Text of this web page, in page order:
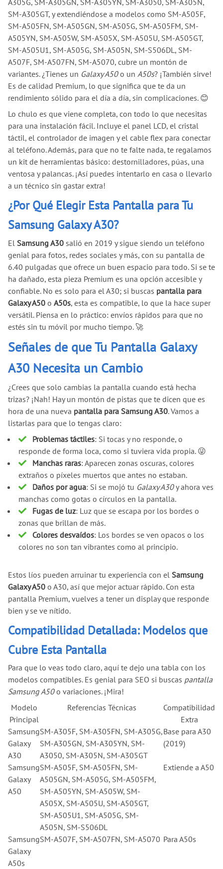
SM-A305GT, y extendiéndose a modelos como SM-A505F,
SM-A505FN, SM-A505GN, SM-A505G, SM-A505FM, SM-
A505YN, SM-A505W, SM-A505X, SM-A505U, SM-A505GT,
SM-A505U1, SM-A505G, SM-A505N, SM-S506DL, SM-
A507F, SM-A507FN, SM-A5070, cubre un montón de
variantes. ¿Tienes un Galaxy A50o un A50s? ¡También sirve!
Es de calidad Premium, lo que significa que te da un
rendimiento sólido para el día a día, sin complicaciones. 😊
Lo chulo es que viene completa, con todo lo que necesitas
para una instalación fácil. Incluye el panel LCD, el cristal
táctil, el controlador de imagen y el cable flex para conectar
al teléfono. Además, para que no te falte nada, te regalamos
un kit de herramientas básico: destornilladores, púas, una
ventosa y palancas. ¡Así puedes intentarlo en casa o llevarlo
a un técnico sin gastar extra!
¿Por Qué Elegir Esta Pantalla para Tu
Samsung Galaxy A30?
El Samsung A30 salió en 2019 y sigue siendo un teléfono
genial para fotos, redes sociales y más, con su pantalla de
6.40 pulgadas que ofrece un buen espacio para todo. Si se te
ha dañado, esta pieza Premium es una opción accesible y
confiable. No es solo para el A30; si buscas pantalla para
Galaxy A50 o A50s, esta es compatible, lo que la hace super
versátil. Piensa en lo práctico: envíos rápidos para que no
estés sin tu móvil por mucho tiempo. 🚀
Señales de que Tu Pantalla Galaxy
A30 Necesita un Cambio
¿Crees que solo cambias la pantalla cuando está hecha
trizas? ¡Nah! Hay un montón de pistas que te dicen que es
hora de una nueva pantalla para Samsung A30. Vamos a
listarlas para que lo tengas claro:
Problemas táctiles: Si tocas y no responde, o
responde de forma loca, como si tuviera vida propia. 😜
Manchas raras: Aparecen zonas oscuras, colores
extraños o píxeles muertos que antes no estaban.
Daños por agua: Si se mojó tu Galaxy A30y ahora ves
manchas como gotas o círculos en la pantalla.
Fugas de luz: Luz que se escapa por los bordes o
zonas que brillan de más.
Colores desvaídos: Los bordes se ven opacos o los
colores no son tan vibrantes como al principio.
Estos líos pueden arruinar tu experiencia con el Samsung
Galaxy A50 o A30, así que mejor actuar rápido. Con esta
pantalla Premium, vuelves a tener un display que responde
bien y se ve nítido.
Compatibilidad Detallada: Modelos que
Cubre Esta Pantalla
Para que lo veas todo claro, aquí te dejo una tabla con los
modelos compatibles. Es genial para SEO si buscas pantalla
Samsung A50o variaciones. ¡Mira!
Modelo
Principal
Referencias Técnicas
Compatibilidad
Extra
Samsung
Galaxy
A30
SM-A305F, SM-A305FN, SM-A305G,
SM-A305GN, SM-A305YN, SM-
A3050, SM-A305N, SM-A305GT
Base para A30
(2019)
Samsung
Galaxy
A50
SM-A505F, SM-A505FN, SM-
A505GN, SM-A505G, SM-A505FM,
SM-A505YN, SM-A505W, SM-
A505X, SM-A505U, SM-A505GT,
SM-A505U1, SM-A505G, SM-
A505N, SM-S506DL
Extiende a A50
Samsung
Galaxy
A50s
SM-A507F, SM-A507FN, SM-A5070 Para A50s